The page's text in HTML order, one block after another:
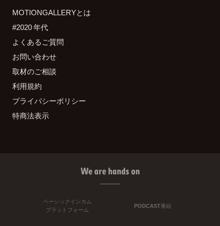
MOTIONGALLERYとは
#2020 年代
よくあるご質問
お問い合わせ
取材のご相談
利用規約
プライバシーポリシー
特商法表示
We are hands on
ベーシックインカム
プラットフォーム
PODCAST番組